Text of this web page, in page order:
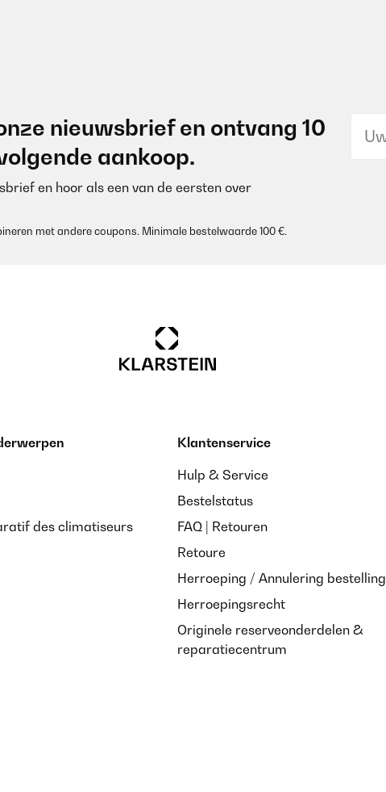
nieuwsbrief en ontvang 10
aankoop.
en hoor als een van de eersten over
met andere coupons. Minimale bestelwaarde 100 €.
des climatiseurs
Klantenservice
Hulp & Service
Bestelstatus
FAQ | Retouren
Retoure
Herroeping / Annulering bestelling
Herroepingsrecht
Originele reserveonderdelen &
reparatiecentrum